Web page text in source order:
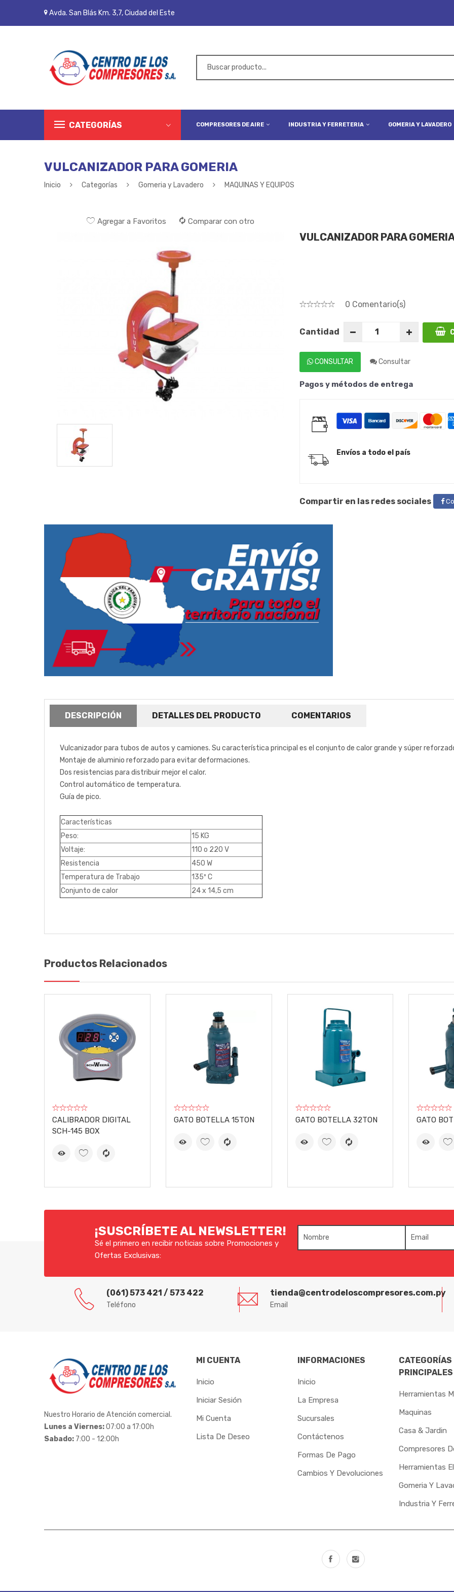
Avda. San Blás Km. 3,7, Ciudad del Este
CATEGORÍAS COMPRESORES DE AIRE INDUSTRIA Y FERRETERIA GOMERIA Y LAVADERO
VULCANIZADOR PARA GOMERIA
Inicio Categorías Gomeria y Lavadero MAQUINAS Y EQUIPOS
Agregar a Favoritos Comparar con otro
VULCANIZADOR PARA
0 Comentario(s)
Cantidad
CONSULTAR Consultar
Pagos y métodos de entrega
Envíos a todo el país
Compartir en las redes sociales
DESCRIPCIÓN DETALLES DEL PRODUCTO COMENTARIOS
Vulcanizador para tubos de autos y camiones. Su característica principal es el conjunto de calor grande y súper
Montaje de aluminio reforzado para evitar deformaciones.
Dos resistencias para distribuir mejor el calor.
Control automático de temperatura.
Guía de pico.
Características
Peso:
15 KG
Voltaje:
110 o 220 V
Resistencia
450 W
Temperatura de Trabajo
135º C
Conjunto de calor
24 x 14,5 cm
Dimensiones
Condición Nuevo
Calidad
Precio
Información
Nombre o Alias Título
Comentario
DEBES REGISTRATE
Productos Relacionados
CALIBRADOR DIGITAL
SCH-145 BOX
GATO BOTELLA 15TON GATO BOTELLA 32TON GATO
(061) 573 421 / 573 422
Teléfono
tienda@centrodeloscompresores.com.py
Email
¡SUSCRÍBETE AL NEWSLETTER!
Sé el primero en recibir noticias sobre Promociones y
Ofertas Exclusivas:
Nuestro Horario de Atención comercial.
Lunes a Viernes:07:00 a 17:00h
Sabado: 7:00 - 12:00h
MI CUENTA
Inicio
Iniciar Sesión
Mi Cuenta
Lista De Deseo
INFORMACIONES
Inicio
La Empresa
Sucursales
Contáctenos
Formas De Pago
Cambios Y Devoluciones
CATEGORÍAS
PRINCIPALES
Herramientas
Maquinas
Casa & Jardin
Compresores
Herramientas
Gomeria Y
Industria Y